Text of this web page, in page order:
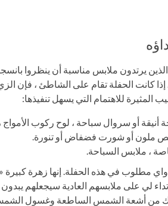
يرتدون ملابس مناسبة أن ينظروا
إذا كانت الحفلة تقام على الشاطئ ، فإن
المثيرة للاهتمام التي يسهل تنفيذها:
أو سروال سباحة ، لوح ركوب
ملون أو شورت فضفاض أو تنورة.
، ملابس السباحة.
مطلوب في هذه الحفلة. إنها زهرة
لي على ملابسهم العادية سيجعلهم
من أشعة الشمس الساطعة وغسول